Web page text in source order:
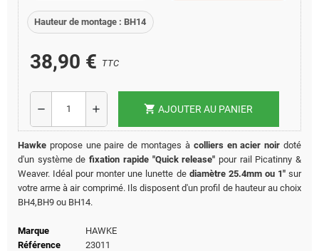
Hauteur de montage : BH14
38,90 € TTC
remove add shopping_cart AJOUTER AU PANIER
Hawke propose une paire de montages à colliers en acier noir doté
d'un système defixation rapide "Quick release" pour rail Picatinny &
Weaver. Idéal pour monter une lunette de diamètre 25.4mm ou 1"sur
votre arme à air comprimé. Ils disposent d'un profil de hauteur au choix
BH4,BH9 ou BH14.
Marque
HAWKE
Référence
23011